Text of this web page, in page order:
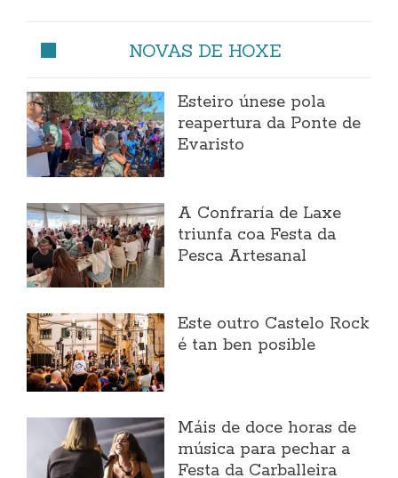
NOVAS DE HOXE
Esteiro únese pola
reapertura da Ponte de
Evaristo
A Confraría de Laxe
triunfa coa Festa da
Pesca Artesanal
Este outro Castelo Rock
é tan ben posible
Máis de doce horas de
música para pechar a
Festa da Carballeira